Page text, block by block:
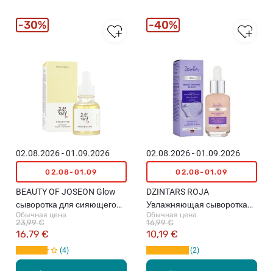
02.08.2026 - 01.09.2026
02.08-01.09
BEAUTY OF JOSEON Glow
сыворотка для сияющего
цвета лица, 30мл
Обычная цена
16,79 €
23,99 €
4
30%
02.08.2026 - 01.09.2026
02.08-01.09
DZINTARS ROJA
Увлажняющая сыворотка
для лица, 30мл
Обычная цена
10,19 €
16,99 €
2
40%